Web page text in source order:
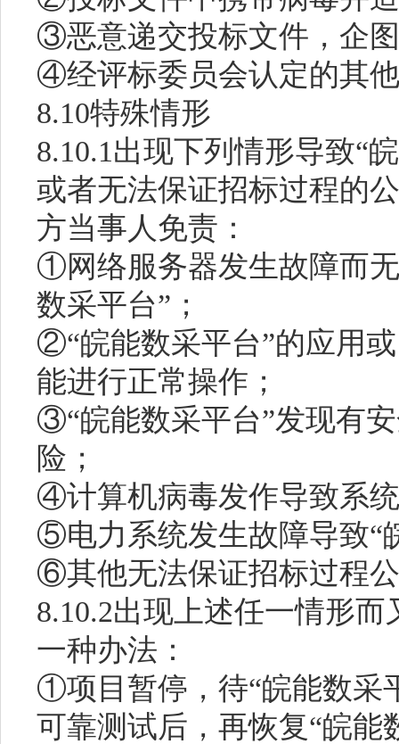
③恶意递交投标文件，企
④经评标委员会认定的其
8.10特殊情形
8.10.1出现下列情形导致“
或者无法保证招标过程的
方当事人免责：
①网络服务器发生故障而
数采平台”；
②“皖能数采平台”的应用
能进行正常操作；
③“皖能数采平台”发现有
险；
④计算机病毒发作导致系
⑤电力系统发生故障导致“
⑥其他无法保证招标过程
8.10.2出现上述任一情形
一种办法：
①项目暂停，待“皖能数采
可靠测试后，再恢复“皖能